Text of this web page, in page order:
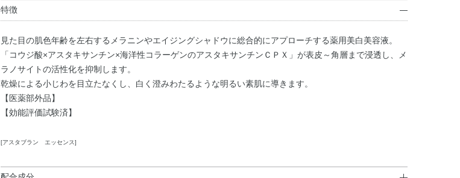
特徴
見た目の肌色年齢を左右するメラニンやエイジングシャドウに総合的にアプローチする薬用美白美容液。
「コウジ酸×アスタキサンチン×海洋性コラーゲンのアスタキサンチンＣＰＸ」が表皮～角層まで浸透し、メ
ラノサイトの活性化を抑制します。
乾燥による小じわを目立たなくし、白く澄みわたるような明るい素肌に導きます。
【医薬部外品】
【効能評価試験済】
[アスタブラン エッセンス]